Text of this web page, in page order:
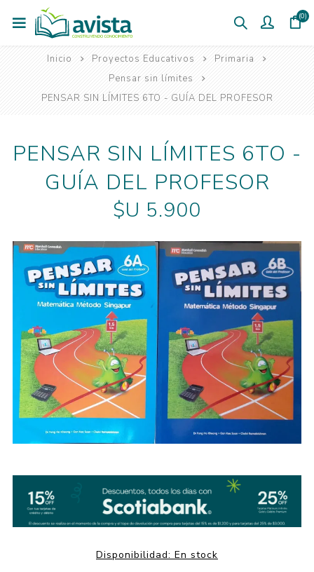
(0)
Inicio Proyectos Educativos
Primaria
Pensar sin límites
PENSAR SIN LÍMITES 6TO - GUÍA DEL PROFESOR
PENSAR SIN LÍMITES 6TO -
GUÍA DEL PROFESOR
$U 5.900
Disponibilidad: En stock